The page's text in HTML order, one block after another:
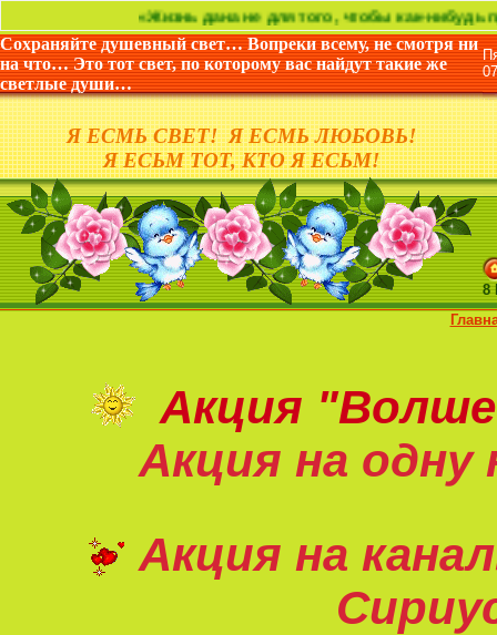
«Жизнь дана не для того, чтобы как-нибудь
Сохраняйте душевный свет… Вопреки всему, не смотря ни
на что… Это тот свет, по которому вас найдут такие же
светлые души…
Я ЕСМЬ СВЕТ! Я ЕСМЬ ЛЮБОВЬ!
Я ЕСЬМ ТОТ, КТО Я ЕСЬМ!
8
Акция
Акция на одну
Акция на